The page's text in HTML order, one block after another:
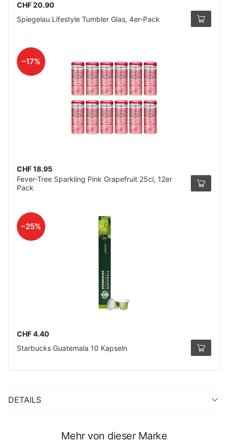
CHF 20.90
Spiegelau Lifestyle Tumbler Glas, 4er-Pack
–17%
CHF 18.95
Fever-Tree Sparkling Pink Grapefruit 25cl, 12er
Pack
–25%
CHF 4.40
Starbucks Guatemala 10 Kapseln
DETAILS
Mehr von dieser Marke